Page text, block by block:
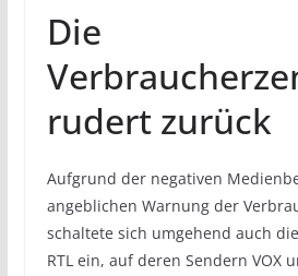
Die
rudert zurück
Aufgrund der negativen
angeblichen Warnung der
schaltete sich umgehend auch
RTL ein, auf deren Sendern VOX